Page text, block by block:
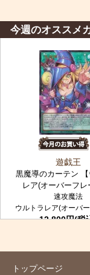
今週のオススメ
遊戯王
黒魔導のカーテン 【
レア(オーバーフレ
速攻魔法
ウルトラレア(オーバ
12,800円(税
トップページ